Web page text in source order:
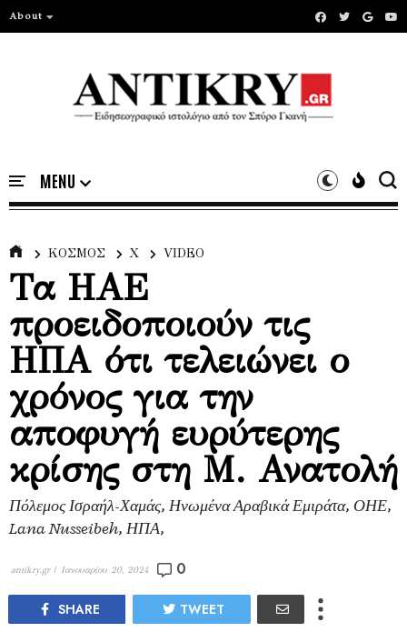
About
ΚΟΣΜΟΣ Χ VIDEO
Τα ΗΑΕ
προειδοποιούν τις
ΗΠΑ ότι τελειώνει ο
χρόνος για την
αποφυγή ευρύτερης
κρίσης στη Μ. Ανατολή
Πόλεμος Ισραήλ-Χαμάς, Ηνωμένα Αραβικά Εμιράτα, ΟΗΕ,
Lana Nusseibeh, ΗΠΑ,
antikry.gr | Ιανουαρίου 20, 2024 0
SHARE TWEET